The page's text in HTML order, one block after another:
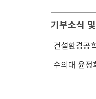
기부소식
건설환경공
수의대 윤정